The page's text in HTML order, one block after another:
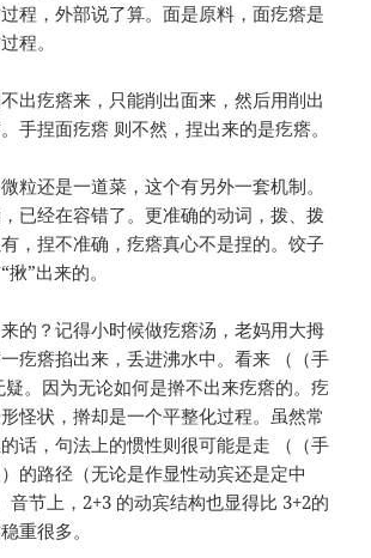
程，外部说了算。面是原料，面疙瘩是
程。
出疙瘩来，只能削出面来，然后用削出
手捏面疙瘩 则不然，捏出来的是疙瘩。
粒还是一道菜，这个有另外一套机制。
已经在容错了。更准确的动词，拨、拨
，捏不准确，疙瘩真心不是捏的。饺子
”出来的。
的？记得小时候做疙瘩汤，老妈用大拇
疙瘩掐出来，丢进沸水中。看来 （（手
。因为无论如何是擀不出来疙瘩的。疙
怪状，擀却是一个平整化过程。虽然常
话，句法上的惯性则很可能是走 （（手
的路径（无论是作显性动宾还是定中
音节上，2+3 的动宾结构也显得比 3+2的
重很多。